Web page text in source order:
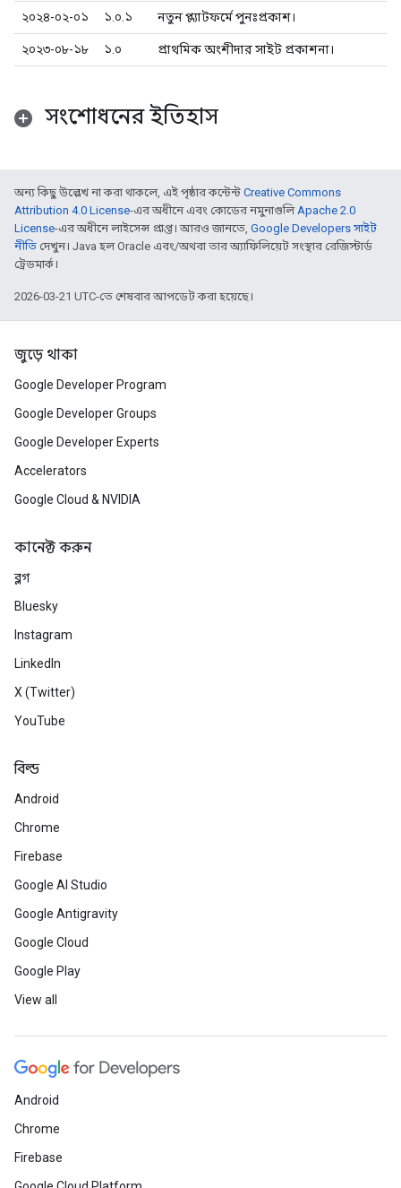
২০২৪-০২-০১ ১.০.১ নতুন প্ল্যাটফর্মে পুনঃপ্রকাশ।
২০২৩-০৮-১৮ ১.০ প্রাথমিক অংশীদার সাইট প্রকাশনা।
সংশোধনের ইতিহাস
অন্য কিছু উল্লেখ না করা থাকলে, এই পৃষ্ঠার কন্টেন্ট Creative Commons
Attribution 4.0 License-এর অধীনে এবং কোডের নমুনাগুলিApache 2.0
License-এর অধীনে লাইসেন্স প্রাপ্ত। আরও জানতে, Google Developers সাইট
নীতি দেখুন। Java হল Oracle এবং/অথবা তার অ্যাফিলিয়েট সংস্থার রেজিস্টার্ড
ট্রেডমার্ক।
2026-03-21 UTC-তে শেষবার আপডেট করা হয়েছে।
জুড়ে থাকা
Google Developer Program
Google Developer Groups
Google Developer Experts
Accelerators
Google Cloud & NVIDIA
কানেক্ট করুন
ব্লগ
Bluesky
Instagram
LinkedIn
X (Twitter)
YouTube
বিল্ড
Android
Chrome
Firebase
Google AI Studio
Google Antigravity
Google Cloud
Google Play
View all
Android
Chrome
Firebase